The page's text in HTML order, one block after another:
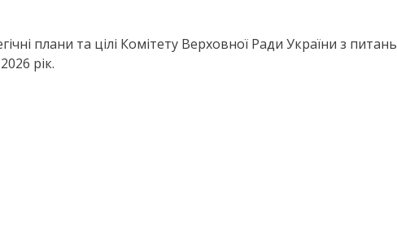
плани та цілі Комітету Верховної Ради України з питань
рік.